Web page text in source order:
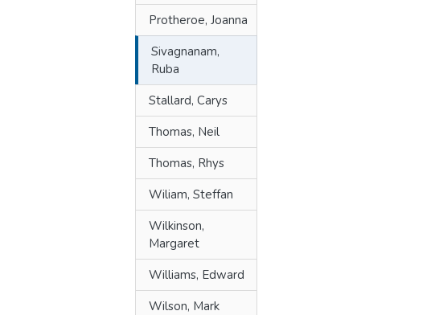
Protheroe, Joanna
Sivagnanam,
Ruba
Stallard, Carys
Thomas, Neil
Thomas, Rhys
Wiliam, Steffan
Wilkinson,
Margaret
Williams, Edward
Wilson, Mark